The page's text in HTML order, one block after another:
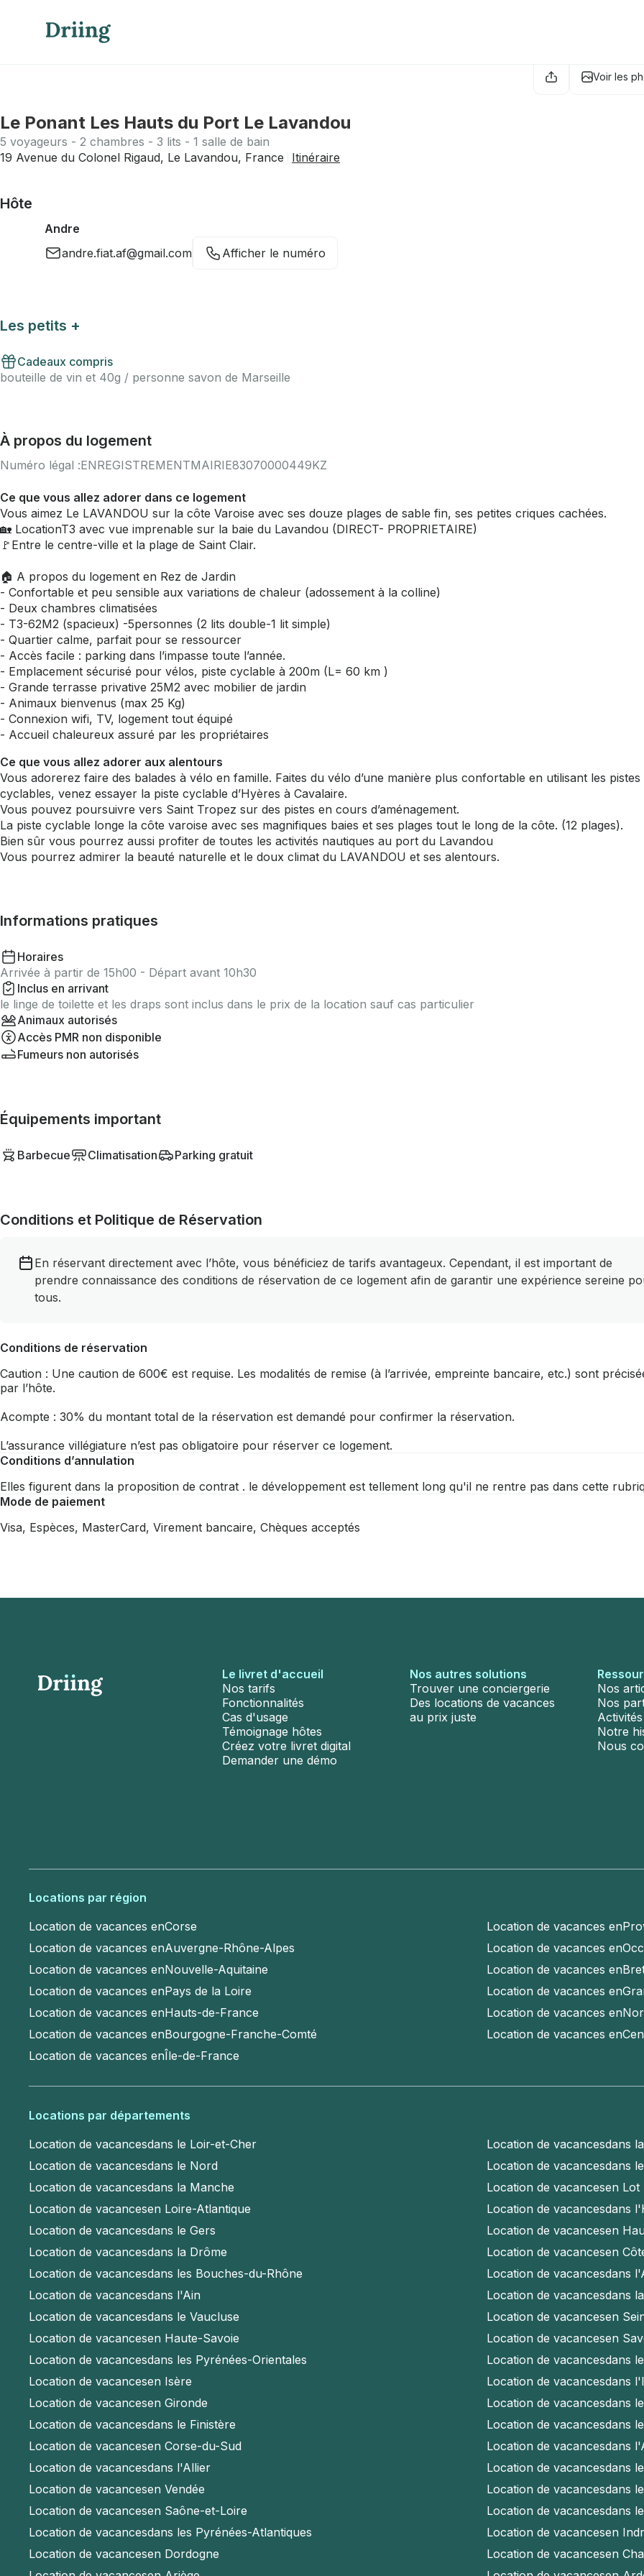
Voir les
Le Ponant Les Hauts du Port Le Lavandou
5 voyageurs - 2 chambres - 3 lits - 1 salle de bain
19 Avenue du Colonel Rigaud, Le Lavandou, France
Itinéraire
Hôte
Andre
andre.fiat.af@gmail.com
Afficher le numéro
Les petits +
Cadeaux compris
bouteille de vin et 40g / personne savon de Marseille
À propos du logement
Numéro légal :ENREGISTREMENTMAIRIE83070000449KZ
Ce que vous allez adorer dans ce logement
Vous aimez Le LAVANDOU sur la côte Varoise avec ses douze plages de sable fin, ses petites criques cachées.
🏡 LocationT3 avec vue imprenable sur la baie du Lavandou (DIRECT- PROPRIETAIRE)
🚩Entre le centre-ville et la plage de Saint Clair.
🏠 A propos du logement en Rez de Jardin
- Confortable et peu sensible aux variations de chaleur (adossement à la colline)
- Deux chambres climatisées
- T3-62M2 (spacieux) -5personnes (2 lits double-1 lit simple)
- Quartier calme, parfait pour se ressourcer
- Accès facile : parking dans l’impasse toute l’année.
- Emplacement sécurisé pour vélos, piste cyclable à 200m (L= 60 km )
- Grande terrasse privative 25M2 avec mobilier de jardin
- Animaux bienvenus (max 25 Kg)
- Connexion wifi, TV, logement tout équipé
- Accueil chaleureux assuré par les propriétaires
Ce que vous allez adorer aux alentours
Vous adorerez faire des balades à vélo en famille. Faites du vélo d’une manière plus confortable en utilisant les pistes
cyclables, venez essayer la piste cyclable d’Hyères à Cavalaire.
Vous pouvez poursuivre vers Saint Tropez sur des pistes en cours d’aménagement.
La piste cyclable longe la côte varoise avec ses magnifiques baies et ses plages tout le long de la côte. (12 plages).
Bien sûr vous pourrez aussi profiter de toutes les activités nautiques au port du Lavandou
Vous pourrez admirer la beauté naturelle et le doux climat du LAVANDOU et ses alentours.
Informations pratiques
Horaires
Arrivée à partir de 15h00 - Départ avant 10h30
Inclus en arrivant
le linge de toilette et les draps sont inclus dans le prix de la location sauf cas particulier
Animaux autorisés
Accès PMR non disponible
Fumeurs non autorisés
Équipements important
Barbecue Climatisation Parking gratuit
Conditions et Politique de Réservation
En réservant directement avec l’hôte, vous bénéficiez de tarifs avantageux. Cependant, il est important de
prendre connaissance des conditions de réservation de ce logement afin de garantir une expérience sereine
tous.
Conditions de réservation
Caution : Une caution de 600€ est requise. Les modalités de remise (à l’arrivée, empreinte bancaire, etc.) sont
par l’hôte.
Acompte : 30% du montant total de la réservation est demandé pour confirmer la réservation.
L’assurance villégiature n’est pas obligatoire pour réserver ce logement.
Conditions d’annulation
Elles figurent dans la proposition de contrat . le développement est tellement long qu'il ne rentre pas dans cette
Mode de paiement
Visa, Espèces, MasterCard, Virement bancaire, Chèques acceptés
Le livret d'accueil
Nos tarifs
Fonctionnalités
Cas d'usage
Témoignage hôtes
Créez votre livret digital
Demander une démo
Nos autres solutions
Trouver une conciergerie
Des locations de vacances
au prix juste
Nos
Nos
Notre
Nous
Locations par région
Location de vacances enCorse Location de vacances en
Location de vacances enAuvergne-Rhône-Alpes Location de vacances en
Location de vacances enNouvelle-Aquitaine Location de vacances en
Location de vacances enPays de la Loire Location de vacances en
Location de vacances enHauts-de-France Location de vacances en
Location de vacances enBourgogne-Franche-Comté Location de vacances en
Location de vacances enÎle-de-France
Locations par départements
Location de vacancesdans le Loir-et-Cher Location de vacancesdans
Location de vacancesdans le Nord Location de vacancesdans
Location de vacancesdans la Manche Location de vacancesen Lot
Location de vacancesen Loire-Atlantique Location de vacancesdans
Location de vacancesdans le Gers Location de vacancesen
Location de vacancesdans la Drôme Location de vacancesen
Location de vacancesdans les Bouches-du-Rhône Location de vacancesdans
Location de vacancesdans l'Ain Location de vacancesdans
Location de vacancesdans le Vaucluse Location de vacancesen
Location de vacancesen Haute-Savoie Location de vacancesen
Location de vacancesdans les Pyrénées-Orientales Location de vacancesdans
Location de vacancesen Isère Location de vacancesdans
Location de vacancesen Gironde Location de vacancesdans
Location de vacancesdans le Finistère Location de vacancesdans
Location de vacancesen Corse-du-Sud Location de vacancesdans
Location de vacancesdans l'Allier Location de vacancesdans
Location de vacancesen Vendée Location de vacancesdans
Location de vacancesen Saône-et-Loire Location de vacancesdans
Location de vacancesdans les Pyrénées-Atlantiques Location de vacancesen
Location de vacancesen Dordogne Location de vacancesen